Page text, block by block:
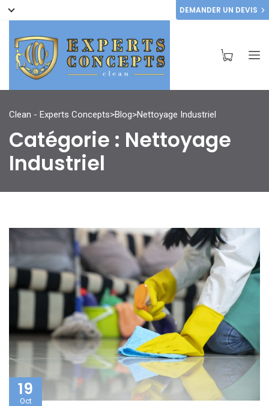
DEMANDER UN DEVIS
Clean - Experts Concepts>Blog>Nettoyage Industriel
Catégorie : Nettoyage
Industriel
19
Oct